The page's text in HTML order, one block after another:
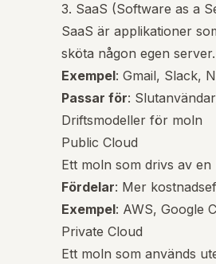
3. SaaS (Software as a
SaaS är applikationer
sköta någon egen server.
Exempel: Gmail, Slack,
Passar för:
Driftsmodeller för moln
Public Cloud
Ett moln som drivs av
Fördelar: Mer
Exempel: AWS, Google
Private Cloud
Ett moln som används